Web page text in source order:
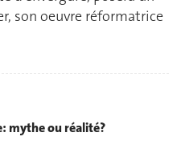
son oeuvre réformatrice
mythe ou réalité?